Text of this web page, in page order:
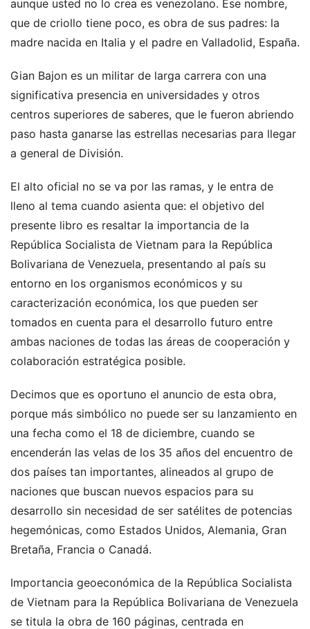
aunque usted no lo crea es venezolano. Ese nombre,
que de criollo tiene poco, es obra de sus padres: la
madre nacida en Italia y el padre en Valladolid, España.
Gian Bajon es un militar de larga carrera con una
significativa presencia en universidades y otros
centros superiores de saberes, que le fueron abriendo
paso hasta ganarse las estrellas necesarias para llegar
a general de División.
El alto oficial no se va por las ramas, y le entra de
lleno al tema cuando asienta que: el objetivo del
presente libro es resaltar la importancia de la
República Socialista de Vietnam para la República
Bolivariana de Venezuela, presentando al país su
entorno en los organismos económicos y su
caracterización económica, los que pueden ser
tomados en cuenta para el desarrollo futuro entre
ambas naciones de todas las áreas de cooperación y
colaboración estratégica posible.
Decimos que es oportuno el anuncio de esta obra,
porque más simbólico no puede ser su lanzamiento en
una fecha como el 18 de diciembre, cuando se
encenderán las velas de los 35 años del encuentro de
dos países tan importantes, alineados al grupo de
naciones que buscan nuevos espacios para su
desarrollo sin necesidad de ser satélites de potencias
hegemónicas, como Estados Unidos, Alemania, Gran
Bretaña, Francia o Canadá.
Importancia geoeconómica de la República Socialista
de Vietnam para la República Bolivariana de Venezuela
se titula la obra de 160 páginas, centrada en